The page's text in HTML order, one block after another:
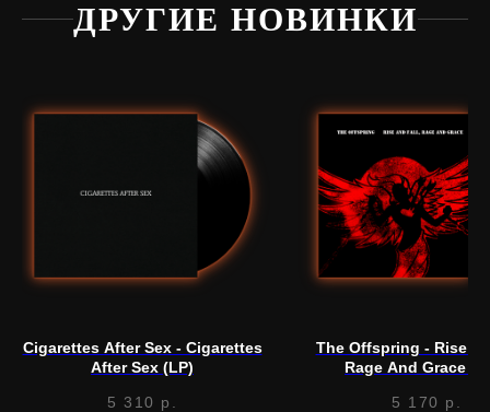
ДРУГИЕ НОВИНКИ
Cigarettes After Sex - Cigarettes
After Sex (LP)
5 310 р.
The Offspring - Rise
Rage And Grace
5 170 р.
помощь?
Написать в Telegram